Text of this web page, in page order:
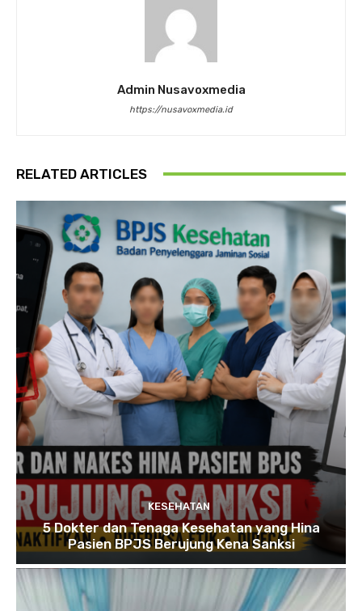
Admin Nusavoxmedia
https://nusavoxmedia.id
RELATED ARTICLES
KESEHATAN
5 Dokter dan Tenaga Kesehatan yang Hina
Pasien BPJS Berujung Kena Sanksi